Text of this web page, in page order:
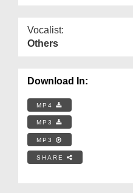
Vocalist:
Others
Download In:
MP4
MP3
MP3
SHARE